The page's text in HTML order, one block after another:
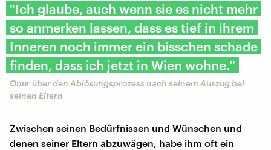
"Ich glaube, auch wenn sie es nicht mehr
so anmerken lassen, dass es tief in ihrem
Inneren noch immer ein bisschen schade
finden, dass ich jetzt in Wien wohne."
Onur über den Ablösungsprozess nach seinem Auszug bei
seinen Eltern
Zwischen seinen Bedürfnissen und Wünschen und
denen seiner Eltern abzuwägen, habe ihm oft ein